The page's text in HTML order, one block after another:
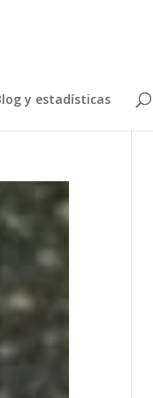
y estadísticas